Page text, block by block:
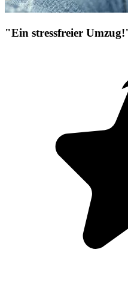
"Ein stressfreier